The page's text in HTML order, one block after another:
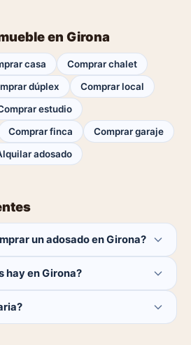
en Girona
casa
Comprar chalet
dúplex
Comprar local
estudio
Comprar finca
Comprar garaje
adosado
un adosado en Girona?
hay en Girona?
diario.